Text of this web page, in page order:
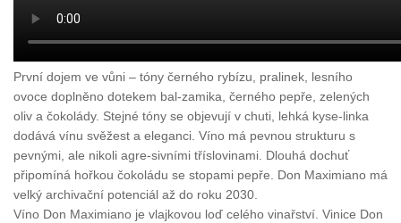
První dojem ve vůni – tóny černého rybízu, pralinek, lesního
ovoce doplněno dotekem bal-zamika, černého pepře, zelených
oliv a čokolády. Stejné tóny se objevují v chuti, lehká kyse-linka
dodává vínu svěžest a eleganci. Víno má pevnou strukturu s
pevnými, ale nikoli agre-sivními tříslovinami. Dlouhá dochuť
připomíná hořkou čokoládu se stopami pepře. Don Maximiano má
velký archivační potenciál až do roku 2030.
Víno Don Maximiano je vlajkovou loď celého vinařství. Vinice Don